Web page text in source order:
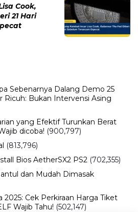
Cook,
21 Hari
Sebenarnya Dalang Demo 25
Ricuh: Bukan Intervensi Asing
yang Efektif Turunkan Berat
dicoba! (900,797)
(813,796)
Bios AetherSX2 PS2 (702,355)
dan Mudah Dimasak
2025: Cek Perkiraan Harga Tiket
Wajib Tahu! (502,147)